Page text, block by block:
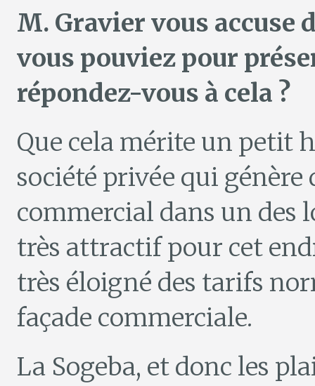
M. Gravier vous accuse
vous pouviez pour
répondez-vous à cela ?
Que cela mérite un petit
société privée qui génère
commercial dans un des
très attractif pour cet
très éloigné des tarifs
façade commerciale.
La Sogeba, et donc les